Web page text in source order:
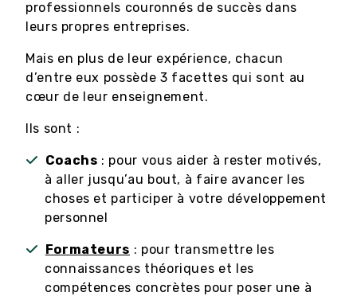
professionnels couronnés de succès dans
leurs propres entreprises.
Mais en plus de leur expérience, chacun
d’entre eux possède 3 facettes qui sont au
cœur de leur enseignement.
Ils sont :
Coachs : pour vous aider à rester motivés,
à aller jusqu’au bout, à faire avancer les
choses et participer à votre développement
personnel
Formateurs : pour transmettre les
connaissances théoriques et les
compétences concrètes pour poser une à